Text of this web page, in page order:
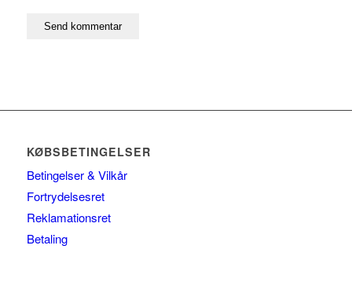
KØBSBETINGELSER
Betingelser & Vilkår
Fortrydelsesret
Reklamationsret
Betaling